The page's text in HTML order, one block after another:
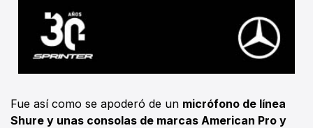
Fue así como se apoderó de un micrófono de línea
Shure y unas consolas de marcas American Pro y